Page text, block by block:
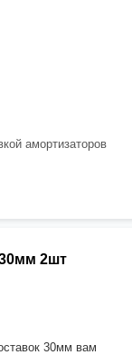
амортизаторов
2шт
30мм вам